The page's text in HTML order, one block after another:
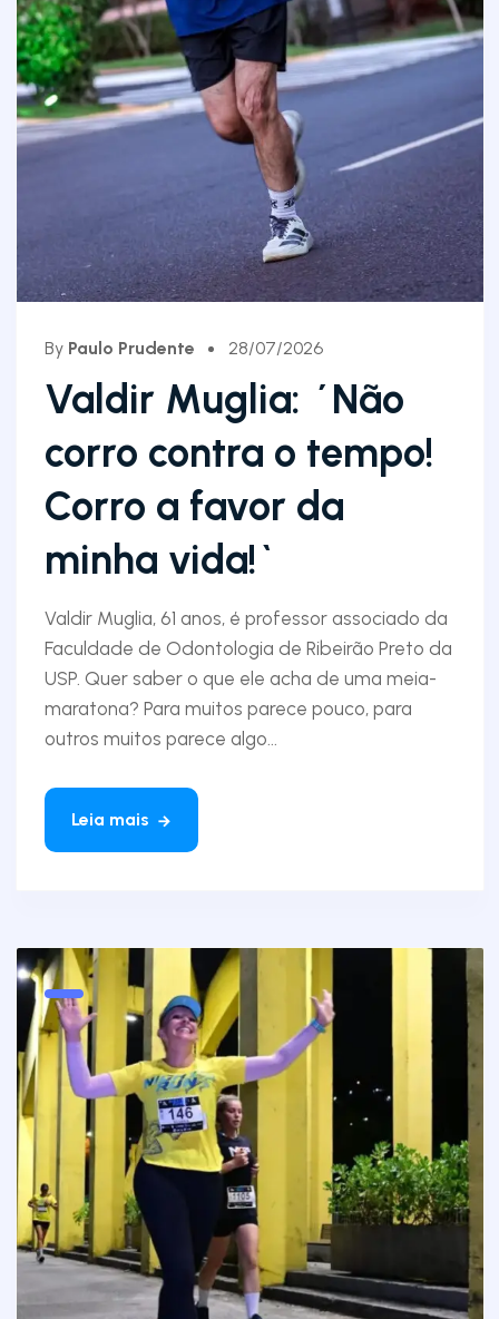
By Paulo Prudente 28/07/2026
Valdir Muglia: ´Não
corro contra o tempo!
Corro a favor da
minha vida!`
Valdir Muglia, 61 anos, é professor associado da
Faculdade de Odontologia de Ribeirão Preto da
USP. Quer saber o que ele acha de uma meia-
maratona? Para muitos parece pouco, para
outros muitos parece algo...
Leia mais